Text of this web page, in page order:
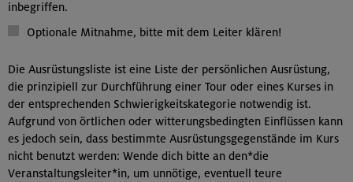
inbegriffen.
Optionale Mitnahme, bitte mit dem Leiter klären!
Die Ausrüstungsliste ist eine Liste der persönlichen Ausrüstung,
die prinzipiell zur Durchführung einer Tour oder eines Kurses in
der entsprechenden Schwierigkeitskategorie notwendig ist.
Aufgrund von örtlichen oder witterungsbedingten Einflüssen kann
es jedoch sein, dass bestimmte Ausrüstungsgegenstände im Kurs
nicht benutzt werden: Wende dich bitte an den*die
Veranstaltungsleiter*in, um unnötige, eventuell teure